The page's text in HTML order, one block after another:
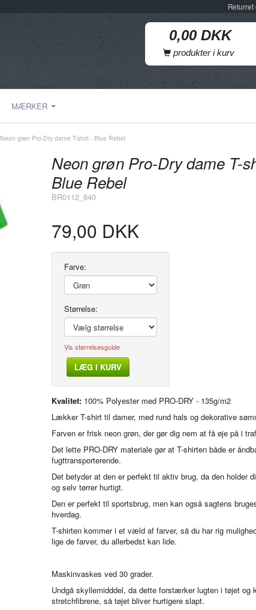
produkter i kurv
MÆRKER
Neon grøn Pro-Dry dame T-shirt - Blue Rebel
Modelfoto
Neon grøn Pro-Dry dame T-
Blue Rebel
BR0112_640
79,00 DKK
Vis størrelsesguide
Farve:
Størrelse:
LÆG I KURV
Kvalitet:100% Polyester med PRO-DRY - 135g/m2
Lækker T-shirt til damer, med rund hals og dekorative
Farven er frisk neon grøn, der gør dig nem at få øje på i
Det lette PRO-DRY materiale gør at T-shirten både er
fugttransporterende.
Det betyder at den er perfekt til aktiv brug, da den holder
og selv tørrer hurtigt.
Den er perfekt til sportsbrug, men kan også sagtens
hverdag.
T-shirten kommer i et væld af farver, så du har rig
lige de farver, du allerbedst kan lide.
Maskinvaskes ved 30 grader.
Undgå skyllemidddel, da dette forstærker lugten i tøjet og
stretchfibrene, så tøjet bliver hurtigere slapt.